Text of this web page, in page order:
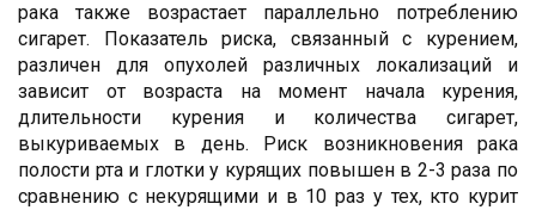
рака также возрастает параллельно потреблению
сигарет. Показатель риска, связанный с курением,
различен для опухолей различных локализаций и
зависит от возраста на момент начала курения,
длительности курения и количества сигарет,
выкуриваемых в день. Риск возникновения рака
полости рта и глотки у курящих повышен в 2-3 раза по
сравнению с некурящими и в 10 раз у тех, кто курит